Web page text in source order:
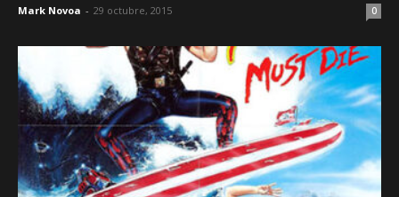
Mark Novoa - 29 octubre, 2015 0